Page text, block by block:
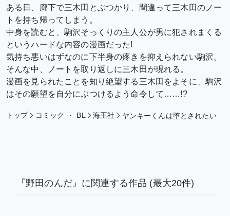
ある日、廊下で三木田とぶつかり、間違って三木田のノー
トを持ち帰ってしまう。
中身を読むと、駒沢そっくりの主人公が男に犯されまくる
というハードな内容の漫画だった!
気持ち悪いはずなのに下半身の疼きを抑えられない駒沢。
そんな中、ノートを取り返しに三木田が現れる。
漫画を見られたことを知り絶望する三木田をよそに、駒沢
はその願望を自分にぶつけるよう命令して……!?
トップ コミック ・ BL 海王社 ヤンキーくんは堕とされたい
『野田のんだ』に関連する作品 (最大20件)